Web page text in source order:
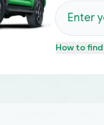
How to find